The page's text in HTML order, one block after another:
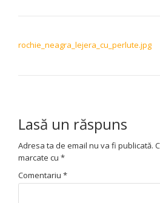
rochie_neagra_lejera_cu_perlute.jpg
Lasă un răspuns
Adresa ta de email nu va fi publicată.
marcate cu *
Comentariu *